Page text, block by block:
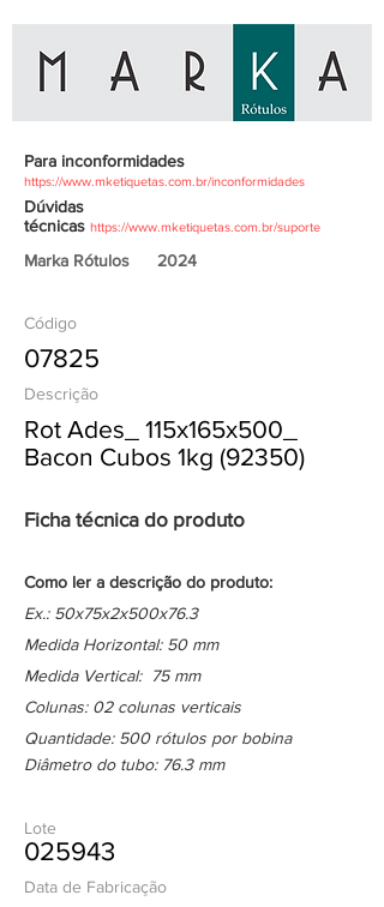
Para inconformidades
https://www.mketiquetas.com.br/inconformidades
Dúvidas
técnicas https://www.mketiquetas.com.br/suporte
Marka Rótulos 2024
Código
07825
Descrição
Rot Ades_ 115x165x500_
Bacon Cubos 1kg (92350)
Ficha técnica do produto
Como ler a descrição do produto:
Ex.: 50x75x2x500x76.3
Medida Horizontal: 50 mm
Medida Vertical: 75 mm
Colunas: 02 colunas verticais
Quantidade: 500 rótulos por bobina
Diâmetro do tubo: 76.3 mm
Lote
025943
Data de Fabricação